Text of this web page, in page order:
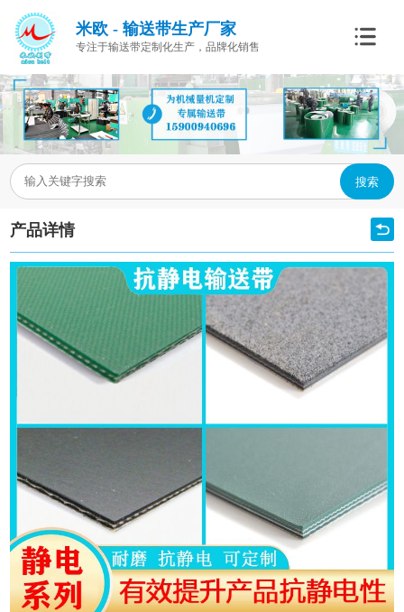
米欧 - 输送带生产厂家
专注于输送带定制化生产，品牌化销售
搜索
产品详情